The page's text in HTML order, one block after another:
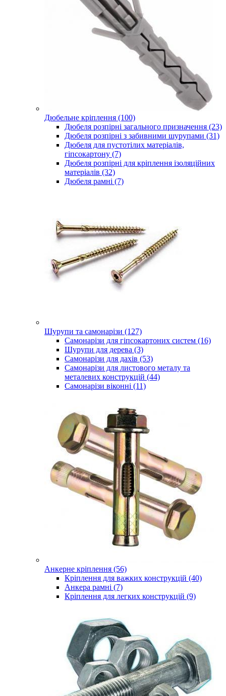
Дюбельне кріплення (100)
Дюбеля розпірні загального призначення (23)
Дюбеля розпірні з забивними шурупами (31)
Дюбеля для пустотілих матеріалів,
гіпсокартону (7)
Дюбеля розпірні для кріплення ізоляційних
матеріалів (32)
Дюбеля рамні (7)
Шурупи та самонарізи (127)
Самонарізи для гіпсокартоних систем (16)
Шурупи для дерева (3)
Самонарізи для дахів (53)
Самонарізи для листового металу та
металевих конструкцій (44)
Самонарізи віконні (11)
Анкерне кріплення (56)
Кріплення для важких конструкцій (40)
Анкера рамні (7)
Кріплення для легких конструкцій (9)